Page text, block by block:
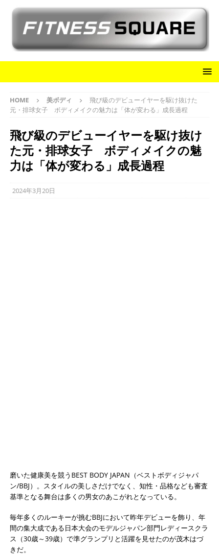
HOME 美ボディ
飛び級のデビューイヤーを駆け抜けた
元・排球女子 ボディメイクの魅力は「体が変わる」成長過程
飛び級のデビューイヤーを駆け抜け
た元・排球女子 ボディメイクの魅
力は「体が変わる」成長過程
2024年3月20日
磨いた健康美を競うBEST BODY JAPAN（ベストボディジャパ
ン/BBJ）。スタイルの美しさだけでなく、知性・品格なども審査
基準となる舞台は多くの男女のあこがれとなっている。
毎年多くのルーキーが挑むBBJにおいて昨年デビューを飾り、年
間の集大成である日本大会のモデルジャパン部門レディースクラ
ス（30歳～39歳）で準グランプリと活躍を見せたのが茂木はづ
きだ。